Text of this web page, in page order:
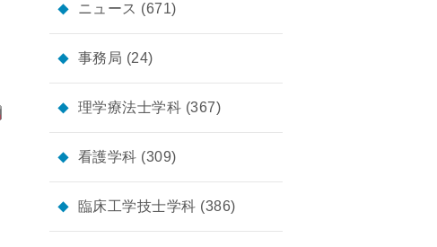
ニュース (671)
事務局 (24)
理学療法士学科 (367)
看護学科 (309)
臨床工学技士学科 (386)